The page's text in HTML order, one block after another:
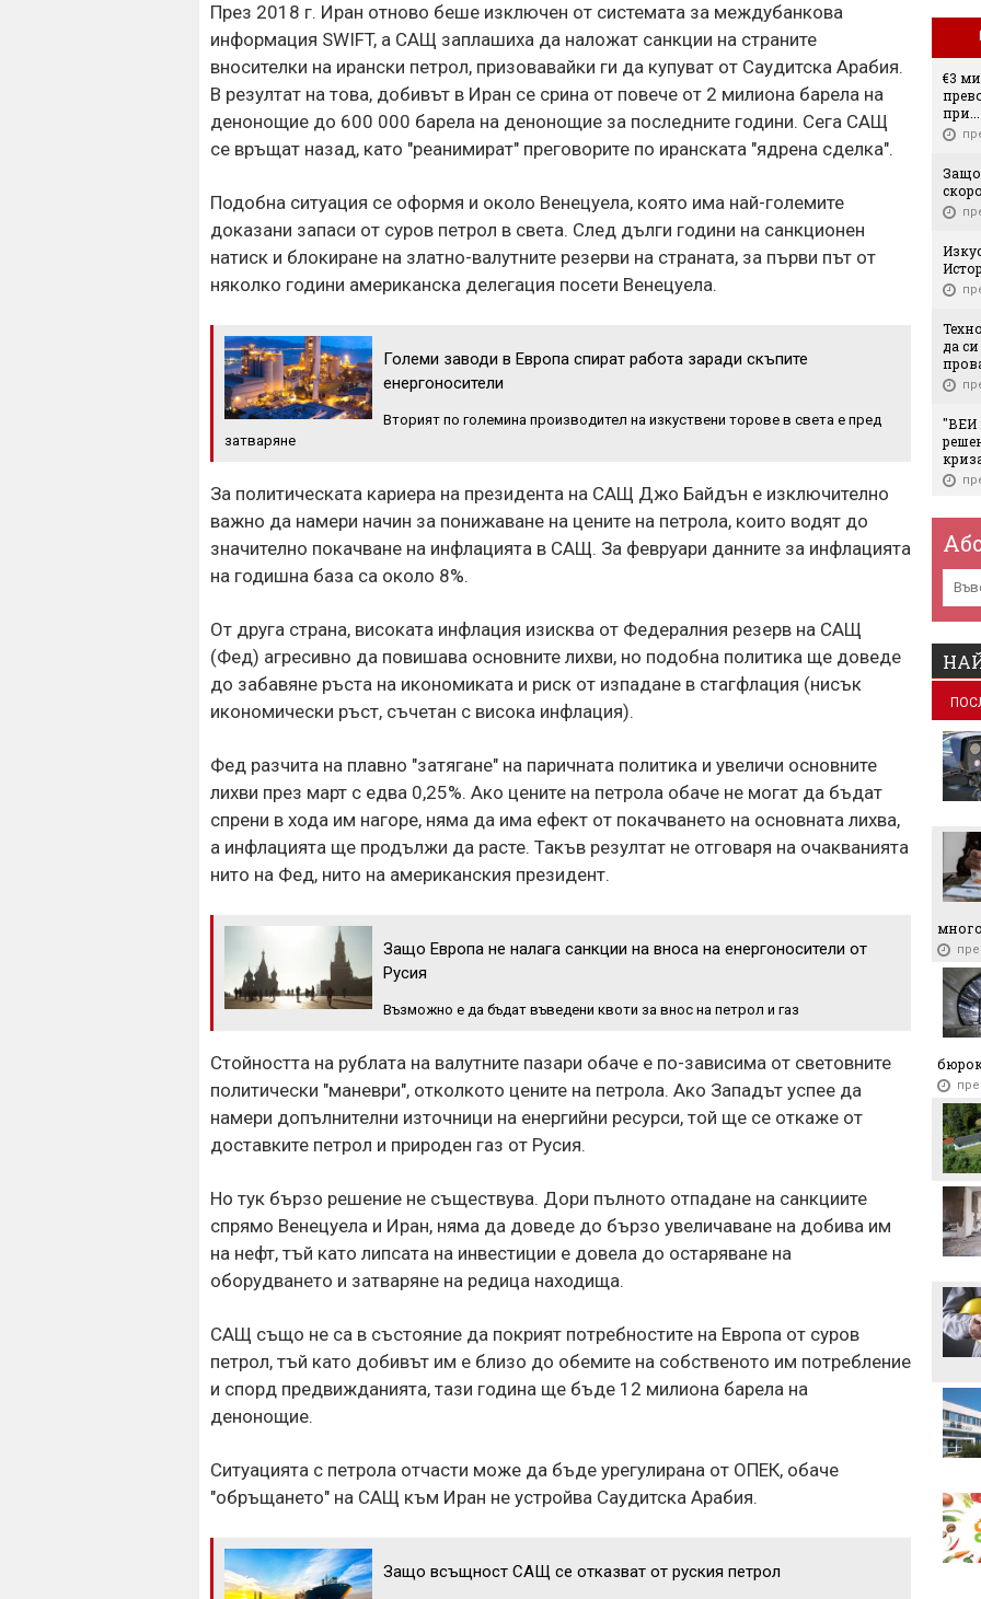
През 2018 г. Иран отново беше изключен от системата за междубанкова
информация SWIFT, а САЩ заплашиха да наложат санкции на страните
вносителки на ирански петрол, призовавайки ги да купуват от Саудитска Арабия.
В резултат на това, добивът в Иран се срина от повече от 2 милиона барела на
денонощие до 600 000 барела на денонощие за последните години. Сега САЩ
се връщат назад, като "реанимират" преговорите по иранската "ядрена сделка".
Подобна ситуация се оформя и около Венецуела, която има най-големите
доказани запаси от суров петрол в света. След дълги години на санкционен
натиск и блокиране на златно-валутните резерви на страната, за първи път от
няколко години американска делегация посети Венецуела.
Големи заводи в Европа спират работа заради скъпите
енергоносители
Вторият по големина производител на изкуствени торове в света е пред
затваряне
За политическата кариера на президента на САЩ Джо Байдън е изключително
важно да намери начин за понижаване на цените на петрола, които водят до
значително покачване на инфлацията в САЩ. За февруари данните за инфлацията
на годишна база са около 8%.
От друга страна, високата инфлация изисква от Федералния резерв на САЩ
(Фед) агресивно да повишава основните лихви, но подобна политика ще доведе
до забавяне ръста на икономиката и риск от изпадане в стагфлация (нисък
икономически ръст, съчетан с висока инфлация).
Фед разчита на плавно "затягане" на паричната политика и увеличи основните
лихви през март с едва 0,25%. Ако цените на петрола обаче не могат да бъдат
спрени в хода им нагоре, няма да има ефект от покачването на основната лихва,
а инфлацията ще продължи да расте. Такъв резултат не отговаря на очакванията
нито на Фед, нито на американския президент.
Защо Европа не налага санкции на вноса на енергоносители от
Русия
Възможно е да бъдат въведени квоти за внос на петрол и газ
Стойността на рублата на валутните пазари обаче е по-зависима от световните
политически "маневри", отколкото цените на петрола. Ако Западът успее да
намери допълнителни източници на енергийни ресурси, той ще се откаже от
доставките петрол и природен газ от Русия.
Но тук бързо решение не съществува. Дори пълното отпадане на санкциите
спрямо Венецуела и Иран, няма да доведе до бързо увеличаване на добива им
на нефт, тъй като липсата на инвестиции е довела до остаряване на
оборудването и затваряне на редица находища.
САЩ също не са в състояние да покрият потребностите на Европа от суров
петрол, тъй като добивът им е близо до обемите на собственото им потребление
и спорд предвижданията, тази година ще бъде 12 милиона барела на
денонощие.
Ситуацията с петрола отчасти може да бъде урегулирана от ОПЕК, обаче
"обръщането" на САЩ към Иран не устройва Саудитска Арабия.
Защо всъщност САЩ се отказват от руския петрол
€3
Защо
да
"ВЕИ
САЩ
да...